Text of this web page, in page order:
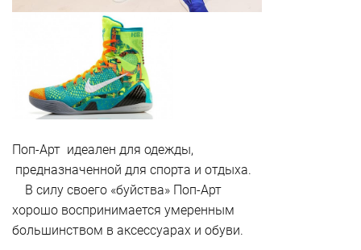
Поп-Арт идеален для одежды,
предназначенной для спорта и отдыха.
В силу своего «буйства» Поп-Арт
хорошо воспринимается умеренным
большинством в аксессуарах и обуви.